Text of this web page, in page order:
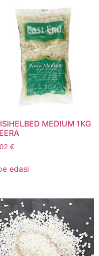
MEDIUM 1KG
€
edasi